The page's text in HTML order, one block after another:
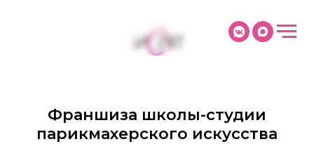
Франшиза школы-студии
парикмахерского искусства